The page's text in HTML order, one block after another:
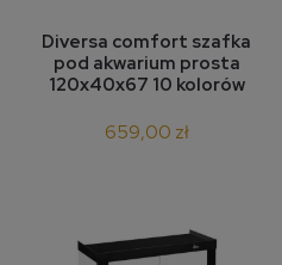
Diversa comfort szafka
pod akwarium prosta
120x40x67 10 kolorów
659,00 zł